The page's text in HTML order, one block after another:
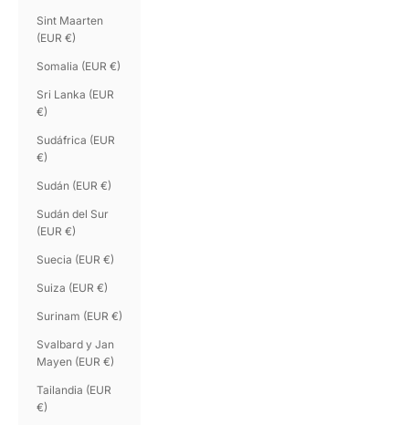
Sint Maarten
(EUR €)
Somalia (EUR €)
Sri Lanka (EUR
€)
Sudáfrica (EUR
€)
Sudán (EUR €)
Sudán del Sur
(EUR €)
Suecia (EUR €)
Suiza (EUR €)
Surinam (EUR €)
Svalbard y Jan
Mayen (EUR €)
Tailandia (EUR
€)